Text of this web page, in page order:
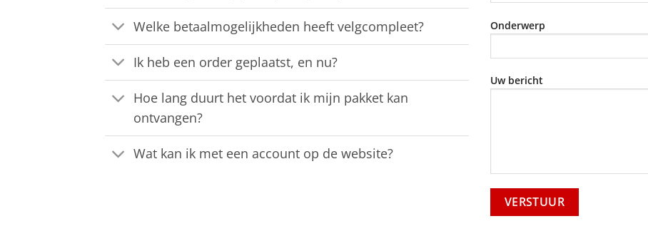
Welke betaalmogelijkheden heeft velgcompleet?
Ik heb een order geplaatst, en nu?
Hoe lang duurt het voordat ik mijn pakket kan
ontvangen?
Wat kan ik met een account op de website?
Onderwerp
Uw bericht